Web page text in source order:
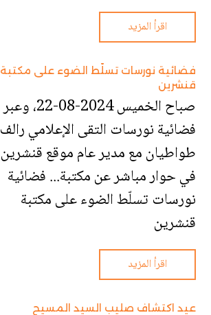
اقرأ المزيد
فضائية نورسات تسلّط الضوء على مكتبة
قنشرين
صباح الخميس 2024-08-22، وعبر
فضائية نورسات التقى الإعلامي رالف
طواطيان مع مدير عام موقع قنشرين
في حوار مباشر عن مكتبة... فضائية
نورسات تسلّط الضوء على مكتبة
قنشرين
اقرأ المزيد
عيد اكتشاف صليب السيد المسيح